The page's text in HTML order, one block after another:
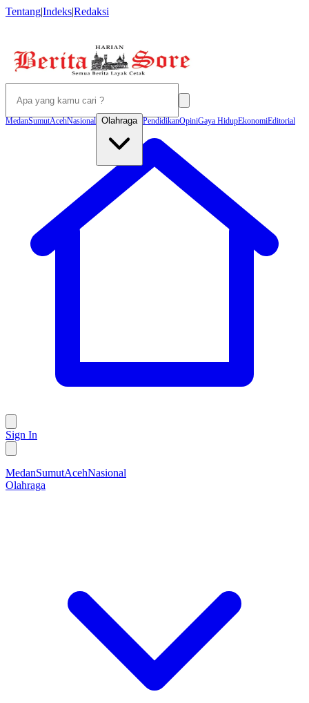
Tentang|Indeks|Redaksi
MedanSumutAcehNasional Olahraga PendidikanOpiniGaya HidupEkonomiEditorial
Sign In
MedanSumutAcehNasional
Olahraga